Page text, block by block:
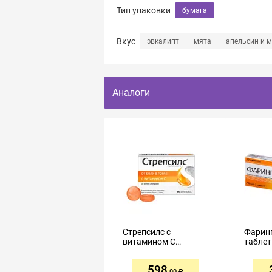
Тип упаковки бумага
Вкус эвкалипт мята апельсин и
Аналоги
Стрепсилс с
витамином С
рассасывания №36
№10